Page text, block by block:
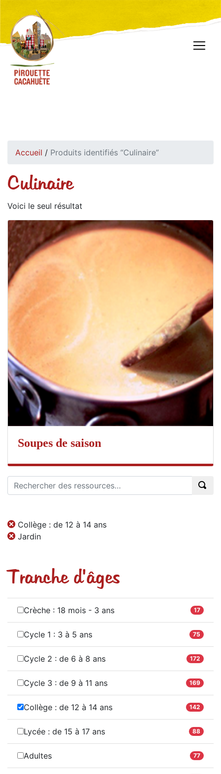
Accueil / Produits identifiés “Culinaire”
Culinaire
Voici le seul résultat
Soupes de saison
Collège : de 12 à 14 ans
Jardin
Tranche d'âges
Crèche : 18 mois - 3 ans 17
Cycle 1 : 3 à 5 ans 75
Cycle 2 : de 6 à 8 ans 172
Cycle 3 : de 9 à 11 ans 169
Collège : de 12 à 14 ans 142
Lycée : de 15 à 17 ans 88
Adultes 77